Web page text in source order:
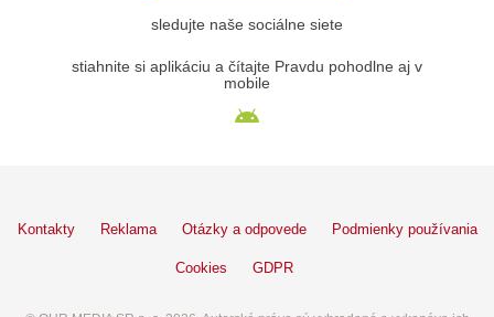
sledujte naše sociálne siete
stiahnite si aplikáciu a čítajte Pravdu pohodlne aj v
mobile
Kontakty Reklama Otázky a odpovede Podmienky používania
Cookies GDPR